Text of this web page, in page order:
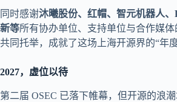
同时感谢沐曦股份、红帽、智元机器人
新等所有协办单位、支持单位与合作媒
共同托举，成就了这场上海开源界的“年度
2027，虚位以待
第二届 OSEC 已落下帷幕，但开源的浪